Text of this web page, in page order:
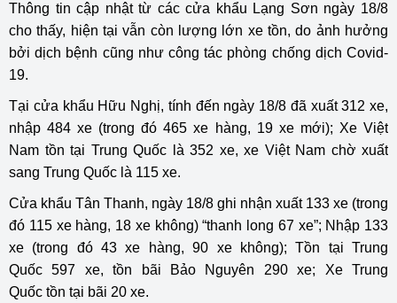
Thông tin cập nhật từ các cửa khẩu Lạng Sơn ngày 18/8
cho thấy, hiện tại vẫn còn lượng lớn xe tồn, do ảnh hưởng
bởi dịch bệnh cũng như công tác phòng chống dịch Covid-
19.
Tại cửa khẩu Hữu Nghị, tính đến ngày 18/8 đã xuất 312 xe,
nhập 484 xe (trong đó 465 xe hàng, 19 xe mới); Xe Việt
Nam tồn tại Trung Quốc là 352 xe, xe Việt Nam chờ xuất
sang Trung Quốc là 115 xe.
Cửa khẩu Tân Thanh, ngày 18/8 ghi nhận xuất 133 xe (trong
đó 115 xe hàng, 18 xe không) “thanh long 67 xe”; Nhập 133
xe (trong đó 43 xe hàng, 90 xe không); Tồn tại Trung
Quốc 597 xe, tồn bãi Bảo Nguyên 290 xe; Xe Trung
Quốc tồn tại bãi 20 xe.